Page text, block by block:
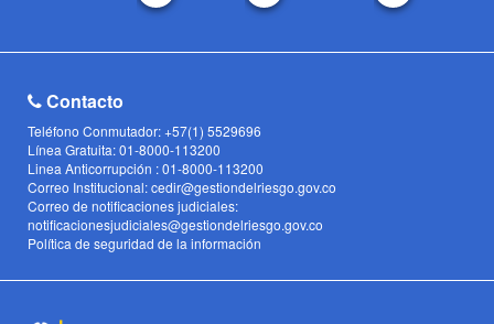
Contacto
Teléfono Conmutador: +57(1) 5529696
Línea Gratuita: 01-8000-113200
Linea Anticorrupción : 01-8000-113200
Correo Institucional: cedir@gestiondelriesgo.gov.co
Correo de notificaciones judiciales:
notificacionesjudiciales@gestiondelriesgo.gov.co
Política de seguridad de la información